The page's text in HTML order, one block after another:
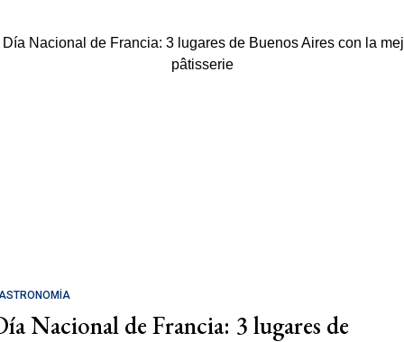
Nacional de Francia: 3 lugares de